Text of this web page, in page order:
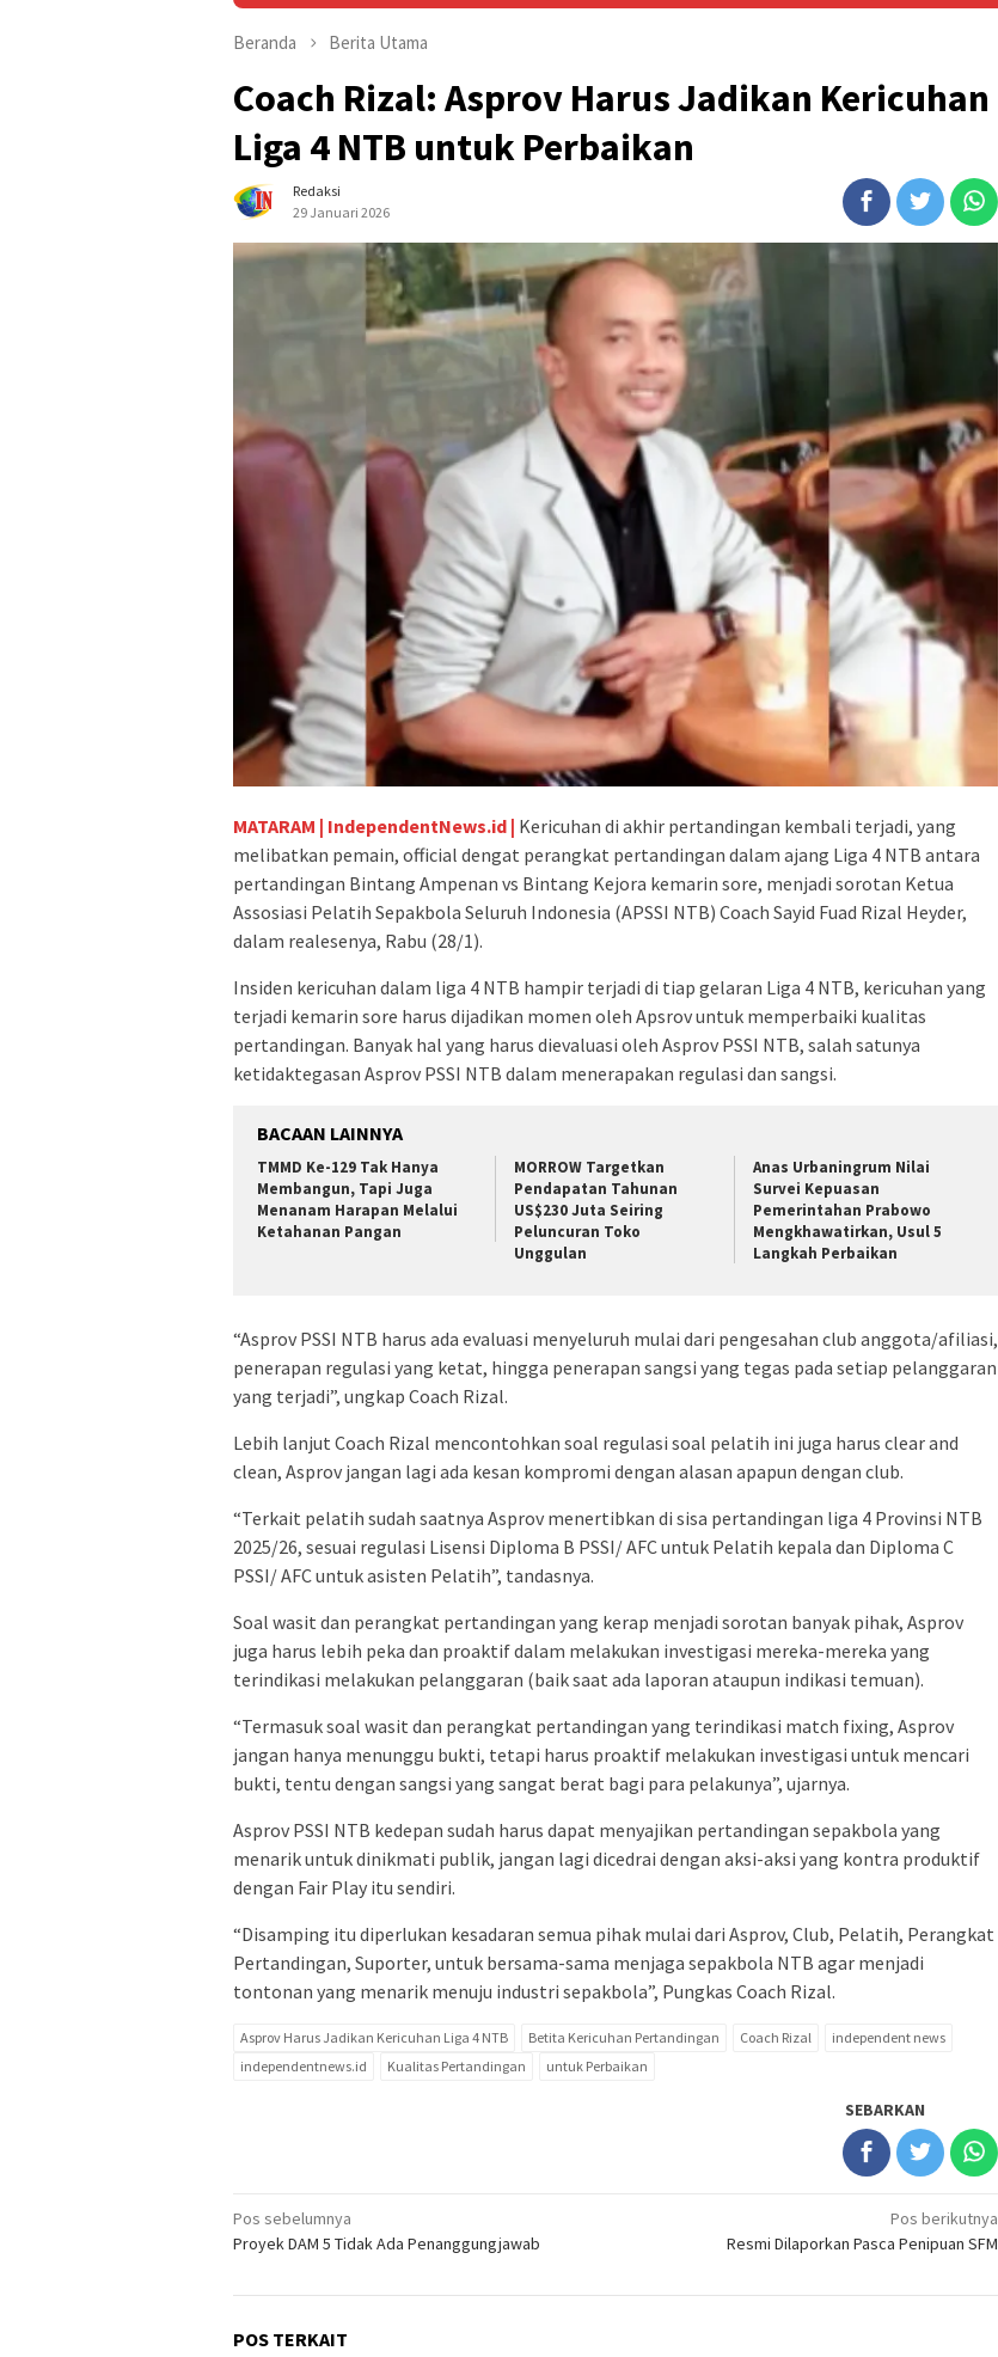
Beranda Berita Utama
Coach Rizal: Asprov Harus Jadikan Kericuhan
Liga 4 NTB untuk Perbaikan
Redaksi
29 Januari 2026
MATARAM | IndependentNews.id | Kericuhan di akhir pertandingan kembali terjadi, yang
melibatkan pemain, official dengat perangkat pertandingan dalam ajang Liga 4 NTB antara
pertandingan Bintang Ampenan vs Bintang Kejora kemarin sore, menjadi sorotan Ketua
Assosiasi Pelatih Sepakbola Seluruh Indonesia (APSSI NTB) Coach Sayid Fuad Rizal Heyder,
dalam realesenya, Rabu (28/1).
Insiden kericuhan dalam liga 4 NTB hampir terjadi di tiap gelaran Liga 4 NTB, kericuhan yang
terjadi kemarin sore harus dijadikan momen oleh Apsrov untuk memperbaiki kualitas
pertandingan. Banyak hal yang harus dievaluasi oleh Asprov PSSI NTB, salah satunya
ketidaktegasan Asprov PSSI NTB dalam menerapakan regulasi dan sangsi.
BACAAN LAINNYA
TMMD Ke-129 Tak Hanya
Membangun, Tapi Juga
Menanam Harapan Melalui
Ketahanan Pangan
MORROW Targetkan
Pendapatan Tahunan
US$230 Juta Seiring
Peluncuran Toko
Unggulan
Anas Urbaningrum Nilai
Survei Kepuasan
Pemerintahan Prabowo
Mengkhawatirkan, Usul 5
Langkah Perbaikan
“Asprov PSSI NTB harus ada evaluasi menyeluruh mulai dari pengesahan club anggota/afiliasi,
penerapan regulasi yang ketat, hingga penerapan sangsi yang tegas pada setiap pelanggaran
yang terjadi”, ungkap Coach Rizal.
Lebih lanjut Coach Rizal mencontohkan soal regulasi soal pelatih ini juga harus clear and
clean, Asprov jangan lagi ada kesan kompromi dengan alasan apapun dengan club.
“Terkait pelatih sudah saatnya Asprov menertibkan di sisa pertandingan liga 4 Provinsi NTB
2025/26, sesuai regulasi Lisensi Diploma B PSSI/ AFC untuk Pelatih kepala dan Diploma C
PSSI/ AFC untuk asisten Pelatih”, tandasnya.
Soal wasit dan perangkat pertandingan yang kerap menjadi sorotan banyak pihak, Asprov
juga harus lebih peka dan proaktif dalam melakukan investigasi mereka-mereka yang
terindikasi melakukan pelanggaran (baik saat ada laporan ataupun indikasi temuan).
“Termasuk soal wasit dan perangkat pertandingan yang terindikasi match fixing, Asprov
jangan hanya menunggu bukti, tetapi harus proaktif melakukan investigasi untuk mencari
bukti, tentu dengan sangsi yang sangat berat bagi para pelakunya”, ujarnya.
Asprov PSSI NTB kedepan sudah harus dapat menyajikan pertandingan sepakbola yang
menarik untuk dinikmati publik, jangan lagi dicedrai dengan aksi-aksi yang kontra produktif
dengan Fair Play itu sendiri.
“Disamping itu diperlukan kesadaran semua pihak mulai dari Asprov, Club, Pelatih, Perangkat
Pertandingan, Suporter, untuk bersama-sama menjaga sepakbola NTB agar menjadi
tontonan yang menarik menuju industri sepakbola”, Pungkas Coach Rizal.
Asprov Harus Jadikan Kericuhan Liga 4 NTB Betita Kericuhan Pertandingan Coach Rizal
independent news
independentnews.id
Kualitas Pertandingan untuk Perbaikan
SEBARKAN
Navigasi
pos
Pos sebelumnya
Proyek DAM 5 Tidak Ada Penanggungjawab
Pos berikutnya
Resmi Dilaporkan Pasca Penipuan SFM
POS TERKAIT